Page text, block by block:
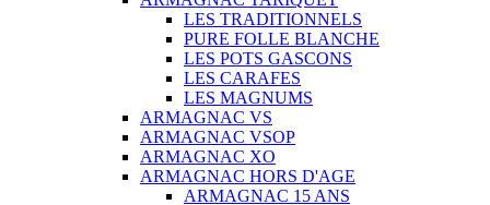
LES TRADITIONNELS
PURE FOLLE BLANCHE
LES POTS GASCONS
LES CARAFES
LES MAGNUMS
ARMAGNAC VS
ARMAGNAC VSOP
ARMAGNAC XO
ARMAGNAC HORS D'AGE
ARMAGNAC 15 ANS